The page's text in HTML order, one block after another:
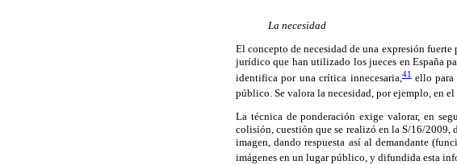
La necesidad
El concepto de necesidad de una expresión
jurídico que han utilizado los jueces en España
identifica por una crítica innecesaria,41ello para
público. Se valora la necesidad, por ejemplo, en
La técnica de ponderación exige valorar, en
colisión, cuestión que se realizó en la S/16/
imagen, dando respuesta así al demandante
imágenes en un lugar público, y difundida esta